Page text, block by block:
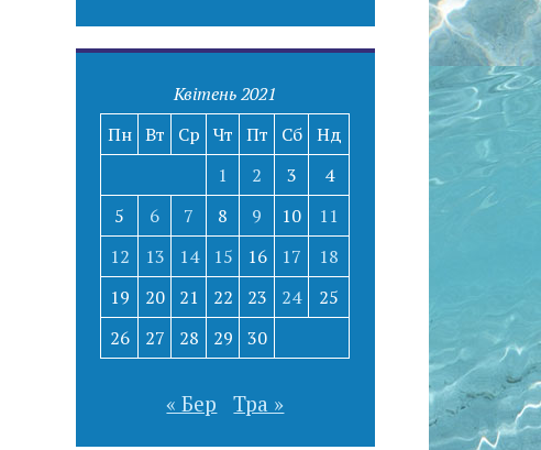
Квітень 2021
Пн Вт Ср Чт Пт Сб Нд
1
2 3
4
5
6 7 8 9 10
11
12
13 14 15 16 17
18
19
20 21 22 23 24
25
26
27 28 29 30
« Бер Тра »